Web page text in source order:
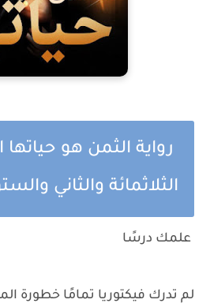
رواية الثمن هو
الثلاثمائة والثاني
علمك درسًا
لم تدرك فيكتوريا تمامًا خطورة